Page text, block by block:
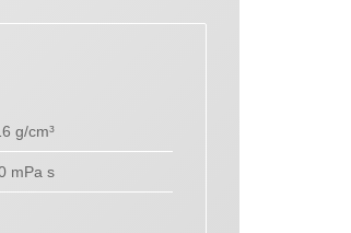
g/cm³
mPa s